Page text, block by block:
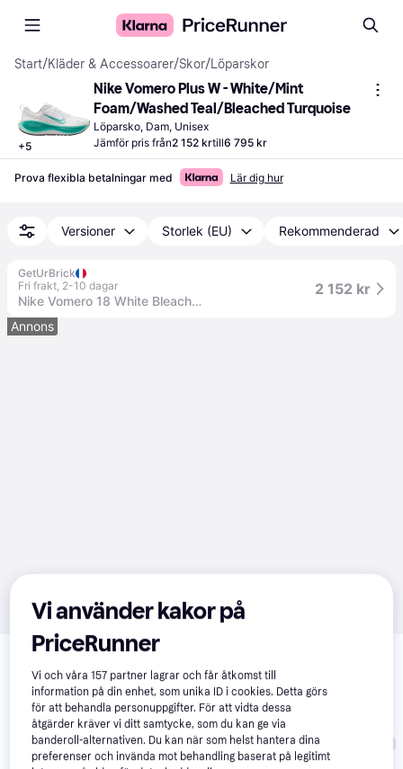
Start/Kläder & Accessoarer/Skor/Löparskor
+5
Nike Vomero Plus W - White/Mint
Foam/Washed Teal/Bleached Turquoise
Löparsko, Dam, Unisex
Jämför pris från2 152 krtill6 795 kr
Prova flexibla betalningar med Lär dig hur
Versioner Storlek (EU) Rekommenderad
GetUrBrick
Fri frakt, 2-10 dagar
Nike Vomero 18 White Bleached Turquoise (Women's) - 40.5 / Standard
2 152 kr
Annons
Relaterade produkter
Vi har plockat fram ett urval av produkter som kanske skulle
intressera dig. Visa alla
-11%
Vi använder kakor på
PriceRunner
Vi och våra157 partner lagrar och får åtkomst till
information på din enhet, som unika ID i cookies. Detta görs
för att behandla personuppgifter. För att vidta dessa
åtgärder kräver vi ditt samtycke, som du kan ge via
banderoll-alternativen. Du kan när som helst hantera dina
preferenser och invända mot behandling baserat på legitimt